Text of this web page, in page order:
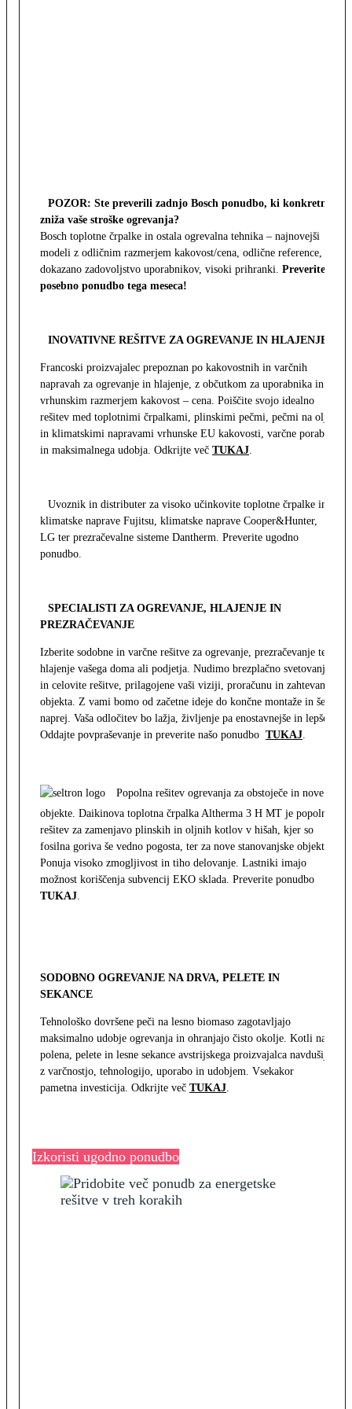
POZOR: Ste preverili zadnjo Bosch ponudbo, ki konkretno
zniža vaše stroške ogrevanja?
Bosch toplotne črpalke in ostala ogrevalna tehnika – najnovejši
modeli z odličnim razmerjem kakovost/cena, odlične reference,
dokazano zadovoljstvo uporabnikov, visoki prihranki. Preverite
posebno ponudbo tega meseca!
INOVATIVNE REŠITVE ZA OGREVANJE IN HLAJENJE
Francoski proizvajalec prepoznan po kakovostnih in varčnih
napravah za ogrevanje in hlajenje, z občutkom za uporabnika in z
vrhunskim razmerjem kakovost – cena. Poiščite svojo idealno
rešitev med toplotnimi črpalkami, plinskimi pečmi, pečmi na olje
in klimatskimi napravami vrhunske EU kakovosti, varčne porabe
in maksimalnega udobja. Odkrijte več TUKAJ
Uvoznik in distributer za visoko učinkovite toplotne črpalke in
klimatske naprave Fujitsu, klimatske naprave Cooper&Hunter,
LG ter prezračevalne sisteme Dantherm. Preverite ugodno
ponudbo.
SPECIALISTI ZA OGREVANJE, HLAJENJE IN
PREZRAČEVANJE
Izberite sodobne in varčne rešitve za ogrevanje, prezračevanje ter
hlajenje vašega doma ali podjetja. Nudimo brezplačno svetovanje
in celovite rešitve, prilagojene vaši viziji, proračunu in zahtevam
objekta. Z vami bomo od začetne ideje do končne montaže in še
naprej. Vaša odločitev bo lažja, življenje pa enostavnejše in lepše.
Oddajte povpraševanje in preverite našo ponudbo TUKAJ
Popolna rešitev ogrevanja za obstoječe in nove
objekte. Daikinova toplotna črpalka Altherma 3 H MT je popolna
rešitev za zamenjavo plinskih in oljnih kotlov v hišah, kjer so
fosilna goriva še vedno pogosta, ter za nove stanovanjske objekte.
Ponuja visoko zmogljivost in tiho delovanje. Lastniki imajo
možnost koriščenja subvencij EKO sklada. Preverite ponudbo
TUKAJ
SODOBNO OGREVANJE NA DRVA, PELETE IN
SEKANCE
Tehnološko dovršene peči na lesno biomaso zagotavljajo
maksimalno udobje ogrevanja in ohranjajo čisto okolje. Kotli na
polena, pelete in lesne sekance avstrijskega proizvajalca navdušijo
z varčnostjo, tehnologijo, uporabo in udobjem. Vsekakor
pametna investicija. Odkrijte več TUKAJ
Izkoristi ugodno ponudbo